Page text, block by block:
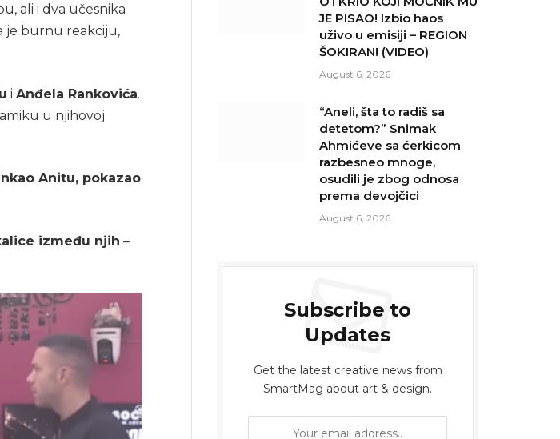
ali i dva učesnika
je burnu reakciju,
iAnđela Rankovića.
u njihovoj
Anitu, pokazao
između njih –
JE PISAO! Izbio haos
uživo u emisiji – REGION
ŠOKIRAN! (VIDEO)
August 6, 2026
“Aneli, šta to radiš sa
detetom?” Snimak
Ahmićeve sa ćerkicom
razbesneo mnoge,
osudili je zbog odnosa
prema devojčici
August 6, 2026
Subscribe to
Updates
Get the latest creative news from
SmartMag about art & design.